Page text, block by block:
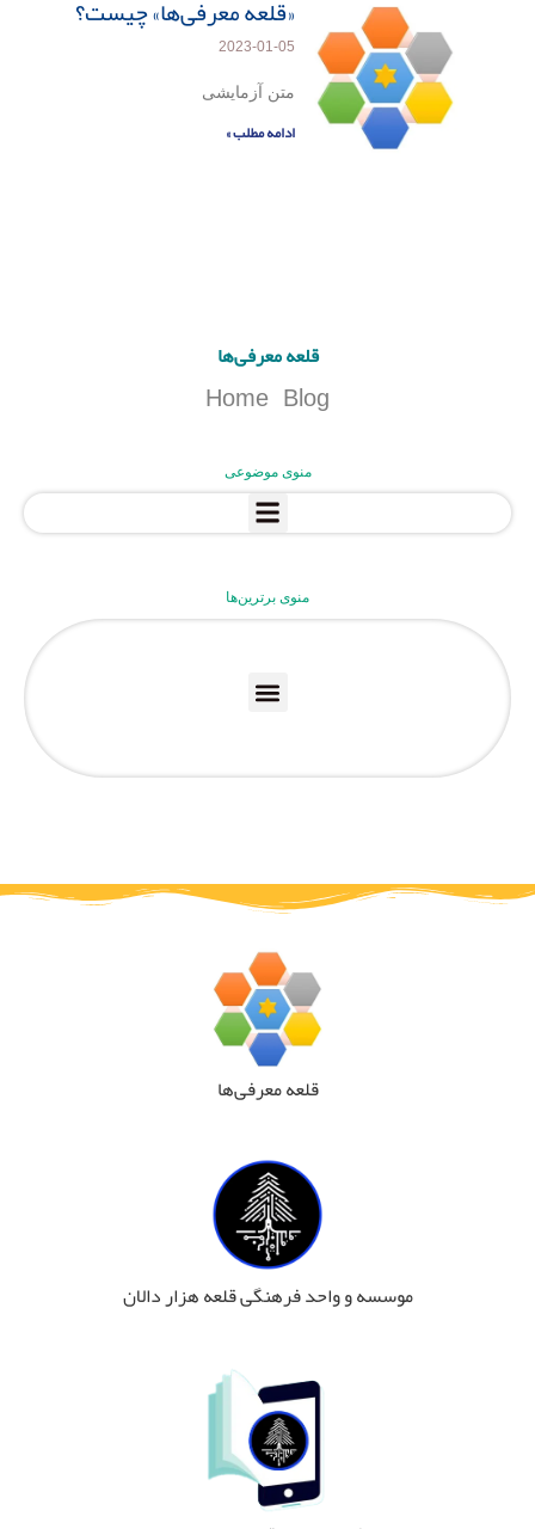
«قلعه معرفی‌ها» چیست؟
2023-01-05
متن آزمایشی
ادامه مطلب »
قلعه معرفی‌ها
Home Blog
منوی موضوعی
منوی برترین‌ها
قلعه معرفی‌ها
موسسه و واحد فرهنگی قلعه هزار دالان